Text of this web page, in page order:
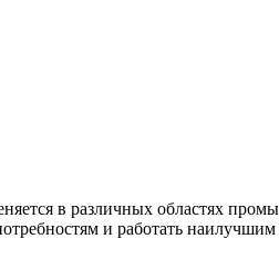
в различных областях
и работать